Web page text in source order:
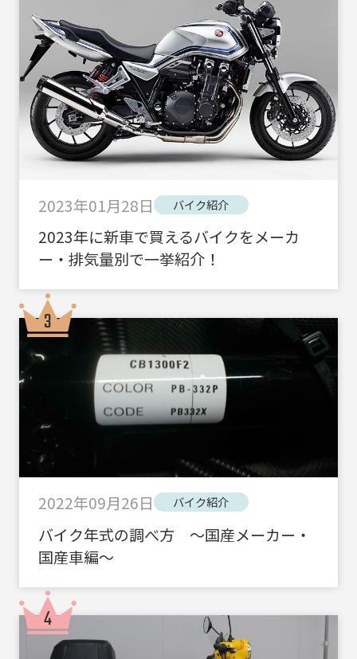
2023年01月28日 バイク紹介
2023年に新車で買えるバイクをメーカ
ー・排気量別で一挙紹介！
2022年09月26日 バイク紹介
バイク年式の調べ方 ～国産メーカー・
国産車編～